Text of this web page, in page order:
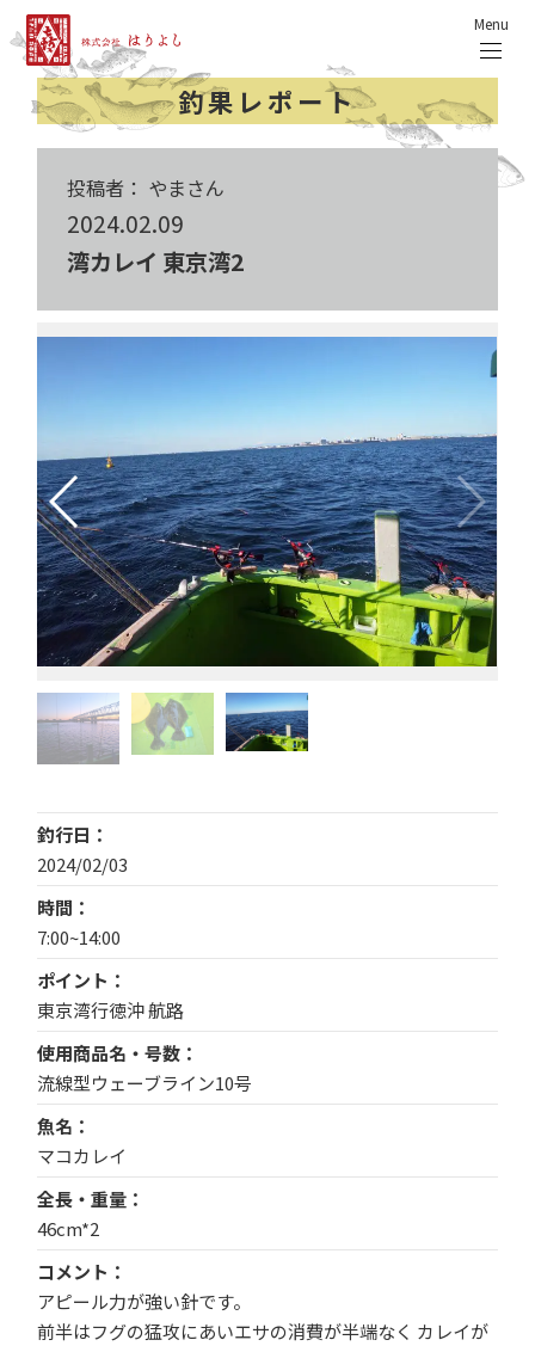
Menu
釣果レポート
投稿者： やまさん
2024.02.09
湾カレイ 東京湾2
釣行日
2024/02/03
時間
7:00~14:00
ポイント
東京湾行徳沖 航路
使用商品名・号数
流線型ウェーブライン10号
魚名
マコカレイ
全長・重量
46cm*2
コメント
アピール力が強い針です。
前半はフグの猛攻にあいエサの消費が半端なく カレイが